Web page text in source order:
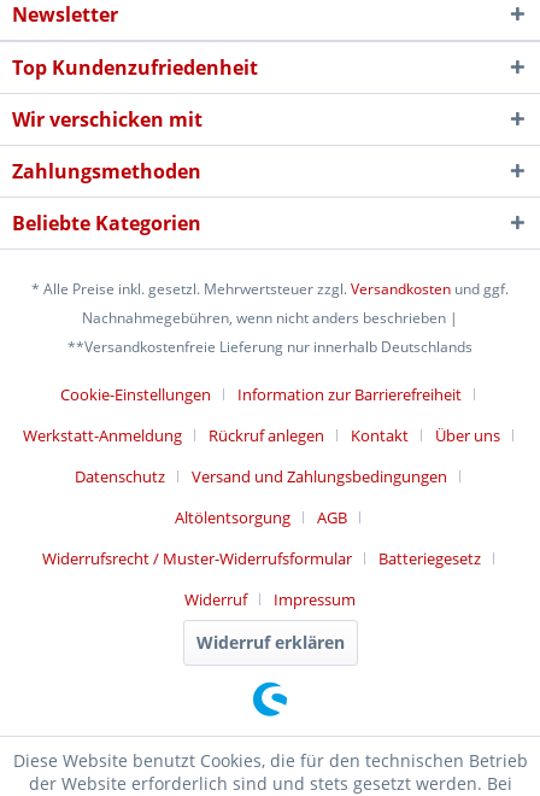
Newsletter
Top Kundenzufriedenheit
Wir verschicken mit
Zahlungsmethoden
Beliebte Kategorien
* Alle Preise inkl. gesetzl. Mehrwertsteuer zzgl.Versandkosten und ggf.
Nachnahmegebühren, wenn nicht anders beschrieben |
**Versandkostenfreie Lieferung nur innerhalb Deutschlands
Cookie-Einstellungen
Information zur Barrierefreiheit
Werkstatt-Anmeldung
Rückruf anlegen Kontakt
Über uns
Datenschutz
Versand und Zahlungsbedingungen
Altölentsorgung
AGB
Widerrufsrecht / Muster-Widerrufsformular
Batteriegesetz
Widerruf
Impressum
Widerruf erklären
Diese Website benutzt Cookies, die für den technischen Betrieb
der Website erforderlich sind und stets gesetzt werden. Bei